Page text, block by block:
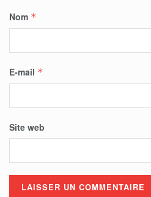
Nom *
E-mail *
Site web